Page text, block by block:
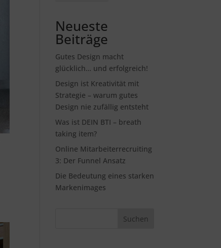
Neueste
Beiträge
Gutes Design macht
glücklich… und erfolgreich!
Design ist Kreativität mit
Strategie – warum gutes
Design nie zufällig entsteht
Was ist DEIN BTI – breath
taking item?
Online Mitarbeiterrecruiting
3: Der Funnel Ansatz
Die Bedeutung eines starken
Markenimages
Suchen